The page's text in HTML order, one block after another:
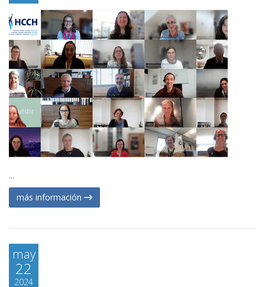
...
más información
may
22
2024